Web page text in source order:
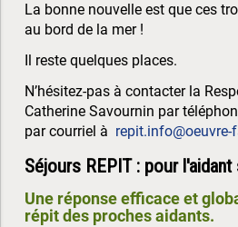
La bonne nouvelle est que ces
au bord de la mer !
Il reste quelques places.
N’hésitez-pas à contacter la
Catherine Savournin par
par courriel à
Séjours REPIT : pour l'aidant
Une réponse efficace et
répit des proches aidants.